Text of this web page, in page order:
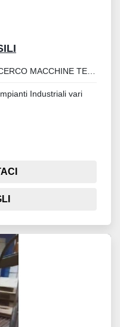
CERCO MACCHINE TESSILI
Industriali vari